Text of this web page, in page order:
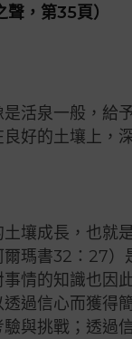
聲，第35頁）
活泉一般，給
好的土壤上，
壤成長，也就
瑪書32：27
情的知識也因
過信心而獲得
與挑戰；透過